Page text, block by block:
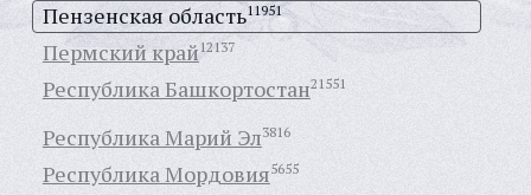
Пензенская область11951
Пермский край 12137
Республика Башкортостан21551
Республика Марий Эл3816
Республика Мордовия5655